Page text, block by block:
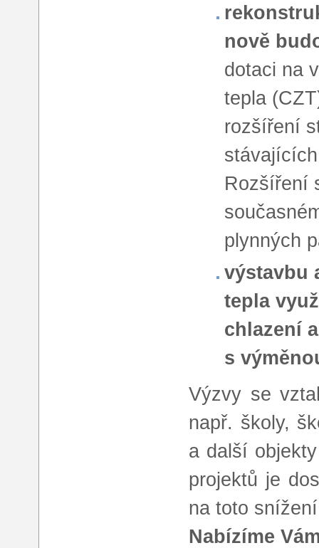
nově
dotaci na
tepla
rozšíření
Rozšíření
plynných
výstavbu
tepla
chlazení
s
Výzvy se
např. školy,
a další
projektů je
na toto
Nabízíme